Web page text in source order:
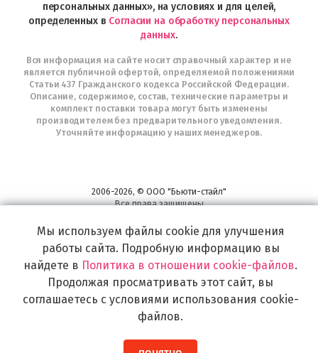
персональных данных», на условиях и для целей,
определенных в Согласии на обработку персональных
данных.
Вся информация на сайте носит справочный характер и не
является публичной офертой, определяемой положениями
Статьи 437 Гражданского кодекса Российской Федерации.
Описание, содержимое, состав, технические параметры и
комплект поставки товара могут быть изменены
производителем без предварительного уведомления.
Уточняйте информацию у наших менеджеров.
2006-2026, © ООО "Бьюти-стайл"
Все права защищены
Широкий выбор инструментов, аксессуаров и принадлежностей для
воплощения
самых изысканных и необычных идей по созданию Вашего образа и стиля.
Мы используем файлы cookie для улучшения
работы сайта. Подробную информацию вы
найдете в Политика в отношении cookie-файлов.
Продолжая просматривать этот сайт, вы
соглашаетесь с условиями использования cookie-
файлов.